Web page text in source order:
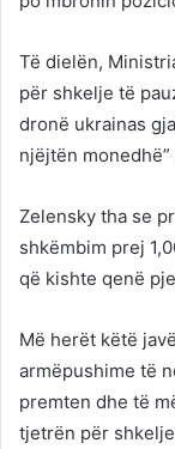
Të dielën,
për shkelje të
dronë ukrainas
njëjtën
Zelensky tha se
shkëmbim prej
që kishte qenë
Më herët këtë
armëpushime të
premten dhe të
tjetrën për